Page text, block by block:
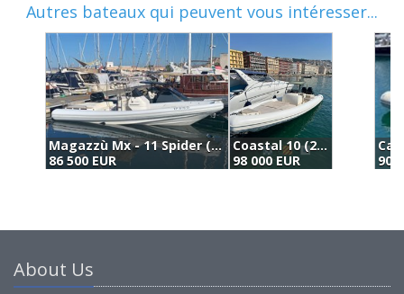
Autres bateaux qui peuvent vous intéresser...
Coastal 10 (2018)
98 000 EUR
Capelli Tempest 900 Luxe (2024)
90 000 EUR
About Us